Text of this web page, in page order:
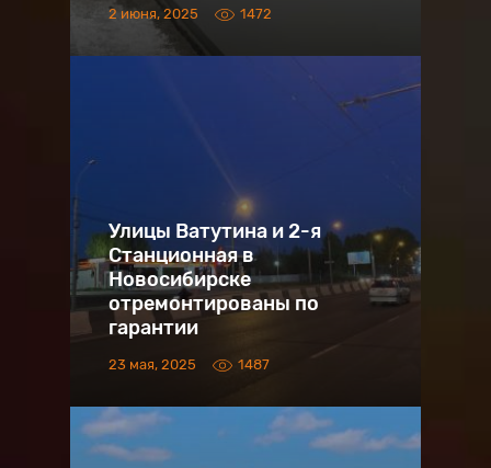
2 июня, 2025 1472
Улицы Ватутина и 2-я
Станционная в
Новосибирске
отремонтированы по
гарантии
23 мая, 2025 1487